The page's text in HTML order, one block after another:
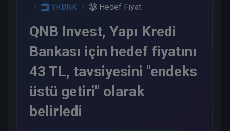
YKBNK
Hedef Fiyat
QNB Invest, Yapı Kredi
Bankası için hedef fiyatını
43 TL, tavsiyesini "endeks
üstü getiri" olarak
belirledi